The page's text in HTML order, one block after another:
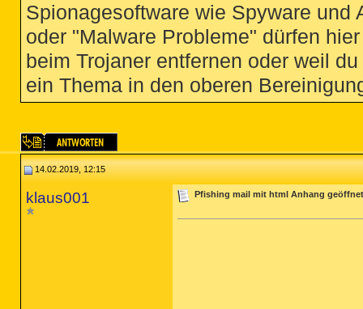
Spionagesoftware wie Spyware und
oder "Malware Probleme" dürfen
beim Trojaner entfernen oder weil
ein Thema in den oberen
14.02.2019, 12:15
klaus001 Pfishing mail mit html Anhang geöffnet